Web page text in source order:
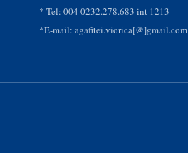
* Tel: 004 0232.278.683 int 1213
*E-mail: agafitei.viorica[@]gmail.com